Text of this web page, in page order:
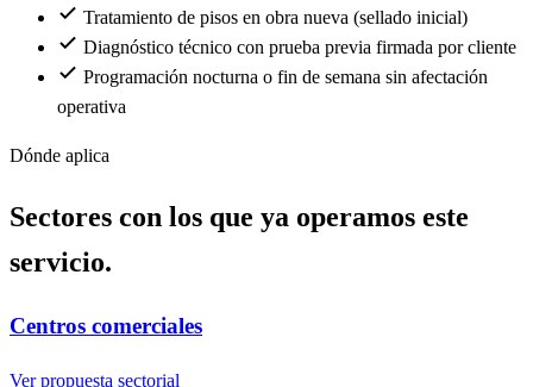
Tratamiento de pisos en obra nueva (sellado inicial)
Diagnóstico técnico con prueba previa firmada por cliente
Programación nocturna o fin de semana sin afectación
operativa
Dónde aplica
Sectores con los que ya operamos este
servicio.
Centros comerciales
Ver propuesta sectorial